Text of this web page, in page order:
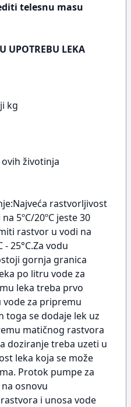
telesnu masu
UPOTREBU LEKA
kg
životinja
rastvorljivost
5ºC/20ºC jeste 30
rastvor u vodi na
25°C.Za vodu
gornja granica
po litru vode za
leka treba prvo
za pripremu
toga se dodaje lek uz
matičnog rastvora
doziranje treba uzeti u
leka koja se može
Protok pumpe za
osnovu
i unosa vode